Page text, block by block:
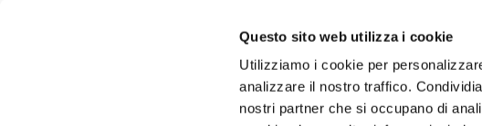
Questo sito web utilizza i cookie
Utilizziamo i cookie per
analizzare il nostro traffico.
nostri partner che si occupano di
Unitgarage - partita iva 04242270405